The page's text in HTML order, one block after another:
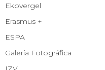
Ekovergel
Erasmus +
ESPA
Galería Fotográfica